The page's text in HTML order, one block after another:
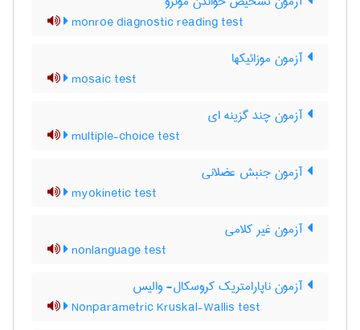
monroe diagnostic reading test
آزمون موزائیکها
mosaic test
آزمون چند گزینه ای
multiple-choice test
آزمون جنبش عضلانی
myokinetic test
آزمون غیر کلامی
nonlanguage test
آزمون ناپارامتریک کروسکال- والیس
Nonparametric Kruskal-Wallis test